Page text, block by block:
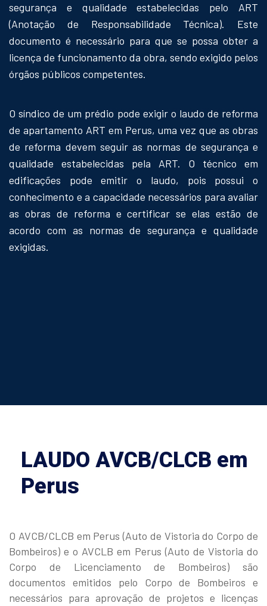
segurança e qualidade estabelecidas pelo ART
(Anotação de Responsabilidade Técnica). Este
documento é necessário para que se possa obter a
licença de funcionamento da obra, sendo exigido pelos
órgãos públicos competentes.
O síndico de um prédio pode exigir o laudo de reforma
de apartamento ART em Perus, uma vez que as obras
de reforma devem seguir as normas de segurança e
qualidade estabelecidas pela ART. O técnico em
edificações pode emitir o laudo, pois possui o
conhecimento e a capacidade necessários para avaliar
as obras de reforma e certificar se elas estão de
acordo com as normas de segurança e qualidade
exigidas.
LAUDO AVCB/CLCB em
Perus
O AVCB/CLCB em Perus (Auto de Vistoria do Corpo de
Bombeiros) e o AVCLB em Perus (Auto de Vistoria do
Corpo de Licenciamento de Bombeiros) são
documentos emitidos pelo Corpo de Bombeiros e
necessários para aprovação de projetos e licenças